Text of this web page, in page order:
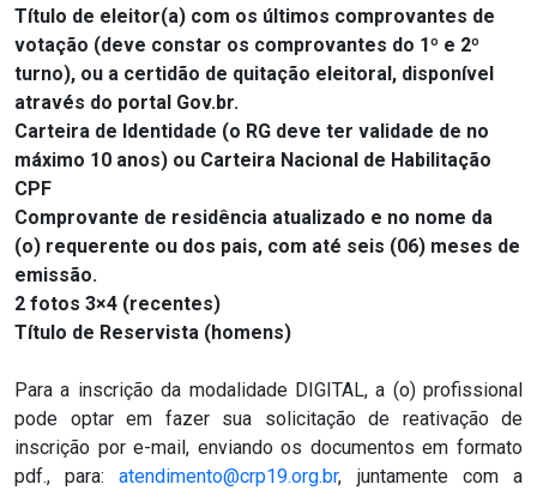
Título de eleitor(a) com os últimos comprovantes de
votação (deve constar os comprovantes do 1º e 2º
turno), ou a certidão de quitação eleitoral, disponível
através do portal Gov.br.
Carteira de Identidade (o RG deve ter validade de no
máximo 10 anos) ou Carteira Nacional de Habilitação
CPF
Comprovante de residência atualizado e no nome da
(o) requerente ou dos pais, com até seis (06) meses de
emissão.
2 fotos 3×4 (recentes)
Título de Reservista (homens)
Para a inscrição da modalidade DIGITAL, a (o) profissional
pode optar em fazer sua solicitação de reativação de
inscrição por e-mail, enviando os documentos em formato
pdf., para:atendimento@crp19.org.br, juntamente com a